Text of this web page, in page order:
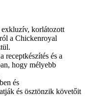
exkluzív, korlátozott
a Chickenroyal
receptkészítés és a
hogy mélyebb
és
és ösztönzik követőit